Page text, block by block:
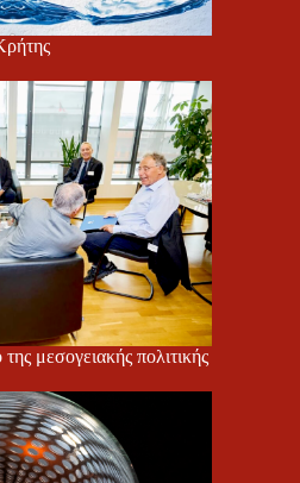
μεσογειακής πολιτικής